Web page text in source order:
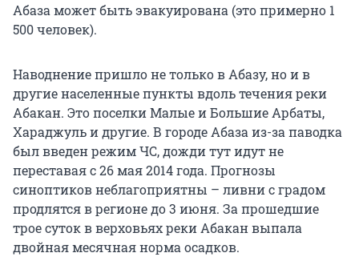
Абаза может быть эвакуирована (это примерно 1
500 человек).
Наводнение пришло не только в Абазу, но и в
другие населенные пункты вдоль течения реки
Абакан. Это поселки Малые и Большие Арбаты,
Хараджуль и другие. В городе Абаза из-за паводка
был введен режим ЧС, дожди тут идут не
переставая с 26 мая 2014 года. Прогнозы
синоптиков неблагоприятны – ливни с градом
продлятся в регионе до 3 июня. За прошедшие
трое суток в верховьях реки Абакан выпала
двойная месячная норма осадков.